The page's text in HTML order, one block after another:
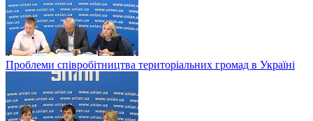
Проблеми співробітництва територіальних громад в Україні